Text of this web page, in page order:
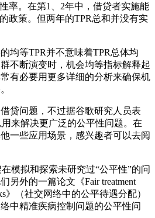
率。在第1、2年中，借贷者实施能
政策。但两年的TPR总和并没有实
等TPR并不意味着TPR总体均
不断演变时，机会均等指标解释起
有必要用更多详细的分析来确保机
问题，不过据谷歌研究人员表
用来解决更广泛的公平性问题。在
一些应用场景，感兴趣者可以去阅
模拟和探索未研究过“公平性”的问
另外的一篇论文《Fair treatment
》（社交网络中的公平待遇分配）
中精准疾病控制问题的公平性问